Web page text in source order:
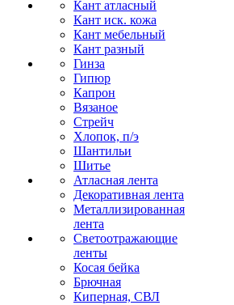
Кант атласный
Кант иск. кожа
Кант мебельный
Кант разный
Гинза
Гипюр
Капрон
Вязаное
Стрейч
Хлопок, п/э
Шантильи
Шитье
Атласная лента
Декоративная лента
Металлизированная
лента
Светоотражающие
ленты
Косая бейка
Брючная
Киперная, СВЛ